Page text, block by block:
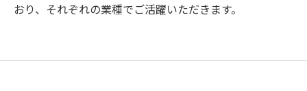
おり、それぞれの業種でご活躍いただきます。